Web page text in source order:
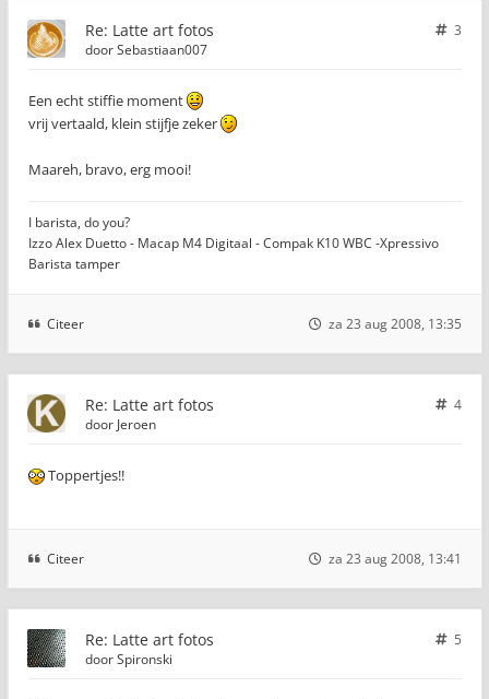
Re: Latte art fotos
3
doorSebastiaan007
Een echt stiffie moment
vrij vertaald, klein stijfje zeker
Maareh, bravo, erg mooi!
I barista, do you?
Izzo Alex Duetto - Macap M4 Digitaal - Compak K10 WBC -Xpressivo
Barista tamper
Citeer za 23 aug 2008, 13:35
Re: Latte art fotos
4
door Jeroen
Toppertjes!!
Citeer za 23 aug 2008, 13:41
Re: Latte art fotos
5
doorSpironski